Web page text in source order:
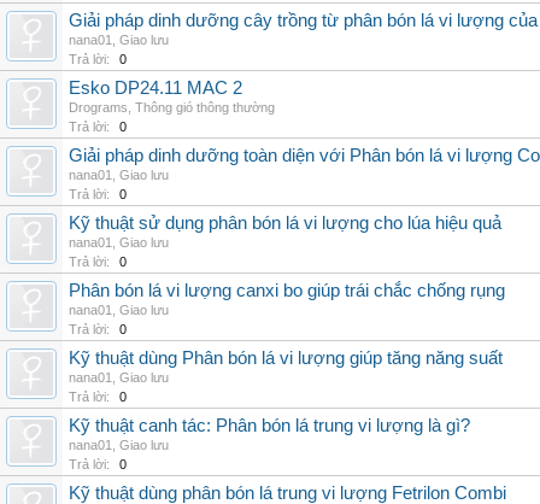
Giải pháp dinh dưỡng cây trồng từ phân bón lá vi lượng
nana01
Giao lưu
Trả lời:
0
Esko DP24.11 MAC 2
Drograms Thông gió thông thường
Trả lời:
0
Giải pháp dinh dưỡng toàn diện với Phân bón lá vi lượng
nana01
Giao lưu
Trả lời:
0
Kỹ thuật sử dụng phân bón lá vi lượng cho lúa hiệu quả
nana01
Giao lưu
Trả lời:
0
Phân bón lá vi lượng canxi bo giúp trái chắc chống rụng
nana01
Giao lưu
Trả lời:
0
Kỹ thuật dùng Phân bón lá vi lượng giúp tăng năng suất
nana01
Giao lưu
Trả lời:
0
Kỹ thuật canh tác: Phân bón lá trung vi lượng là gì?
nana01
Giao lưu
Trả lời:
0
Kỹ thuật dùng phân bón lá trung vi lượng Fetrilon Combi